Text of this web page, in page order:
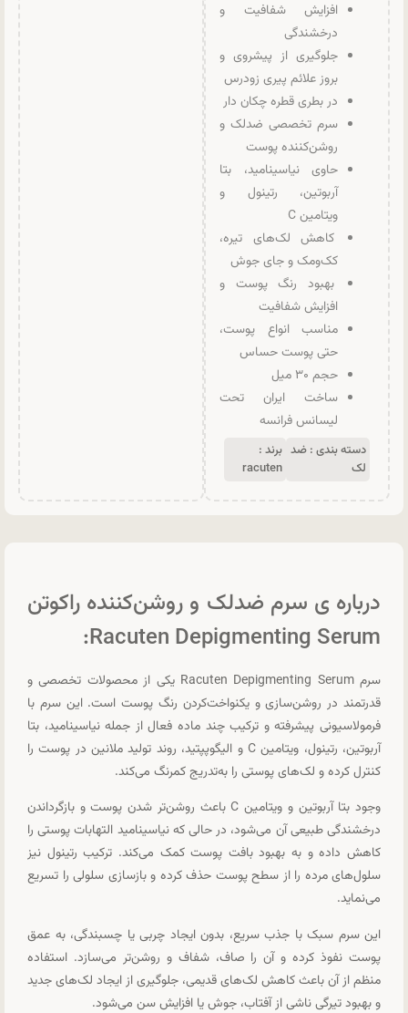
افزایش شفافیت و
درخشندگی
جلوگیری از پیشروی و
بروز علائم پیری زودرس
در بطری قطره چکان دار
سرم تخصصی ضدلک و
روشن‌کننده پوست
حاوی نیاسینامید، بتا
آربوتین، رتینول و
ویتامین C
کاهش لک‌های تیره،
کک‌ومک و جای جوش
بهبود رنگ پوست و
افزایش شفافیت
مناسب انواع پوست،
حتی پوست حساس
حجم ۳۰ میل
ساخت ایران تحت
لیسانس فرانسه
دسته بندی : ضد
لک
برند :
racuten
درباره ی سرم ضدلک و روشن‌کننده راکوتن
Racuten Depigmenting Serum:
سرم Racuten Depigmenting Serum یکی از محصولات تخصصی و
قدرتمند در روشن‌سازی و یکنواخت‌کردن رنگ پوست است. این سرم با
فرمولاسیونی پیشرفته و ترکیب چند ماده فعال از جمله نیاسینامید، بتا
آربوتین، رتینول، ویتامین C و الیگوپپتید، روند تولید ملانین در پوست را
کنترل کرده و لک‌های پوستی را به‌تدریج کمرنگ می‌کند.
وجود بتا آربوتین و ویتامین C باعث روشن‌تر شدن پوست و بازگرداندن
درخشندگی طبیعی آن می‌شود، در حالی که نیاسینامید التهابات پوستی را
کاهش داده و به بهبود بافت پوست کمک می‌کند. ترکیب رتینول نیز
سلول‌های مرده را از سطح پوست حذف کرده و بازسازی سلولی را تسریع
می‌نماید.
این سرم سبک با جذب سریع، بدون ایجاد چربی یا چسبندگی، به عمق
پوست نفوذ کرده و آن را صاف، شفاف و روشن‌تر می‌سازد. استفاده
منظم از آن باعث کاهش لک‌های قدیمی، جلوگیری از ایجاد لک‌های جدید
و بهبود تیرگی ناشی از آفتاب، جوش یا افزایش سن می‌شود.